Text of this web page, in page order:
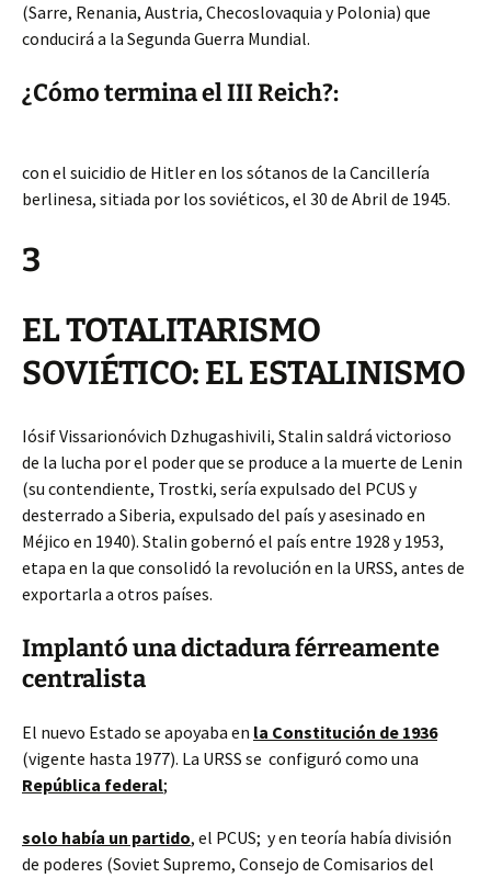
(Sarre, Renania, Austria, Checoslovaquia y Polonia) que
conducirá a la Segunda Guerra Mundial.
¿Cómo termina el III Reich?:
con el suicidio de Hitler en los sótanos de la Cancillería
berlinesa, sitiada por los soviéticos, el 30 de Abril de 1945.
3
EL TOTALITARISMO
SOVIÉTICO: EL ESTALINISMO
Iósif Vissarionóvich Dzhugashivili, Stalin saldrá victorioso
de la lucha por el poder que se produce a la muerte de Lenin
(su contendiente, Trostki, sería expulsado del PCUS y
desterrado a Siberia, expulsado del país y asesinado en
Méjico en 1940). Stalin gobernó el país entre 1928 y 1953,
etapa en la que consolidó la revolución en la URSS, antes de
exportarla a otros países.
Implantó una dictadura férreamente
centralista
El nuevo Estado se apoyaba en la Constitución de 1936
(vigente hasta 1977). La URSS se configuró como una
República federal;
solo había un partido, el PCUS; y en teoría había división
de poderes (Soviet Supremo, Consejo de Comisarios del